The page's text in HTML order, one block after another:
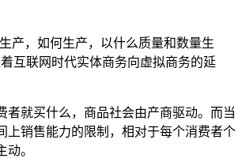
产，如何生产，以什么质量和数量生
互联网时代实体商务向虚拟商务的延
就买什么，商品社会由产商驱动。而当
上销售能力的限制，相对于每个消费者个
。